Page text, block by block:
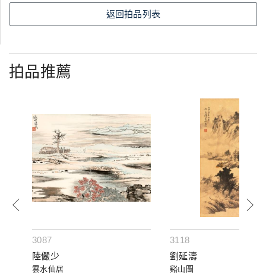
返回拍品列表
拍品推薦
3087
陸儼少
雲水仙居
3118
劉延濤
谿山圖